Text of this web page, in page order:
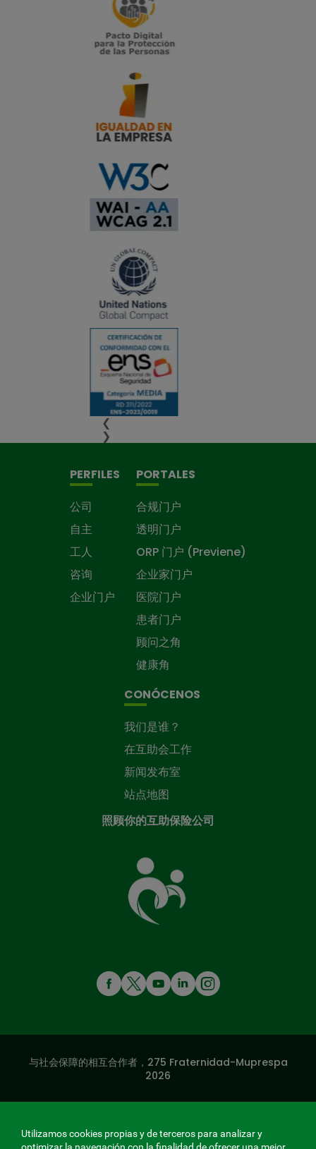
❮
❯
PERFILES
公司
自主
工人
咨询
企业门户
PORTALES
合规门户
透明门户
ORP 门户 (Previene)
企业家门户
医院门户
患者门户
顾问之角
健康角
CONÓCENOS
我们是谁？
在互助会工作
新闻发布室
站点地图
照顾你的互助保险公司
您
的
共
MENÚ
SOCIALES
V20
与社会保障的相互合作者，275 Fraternidad-Muprespa
2026
Utilizamos cookies propias y de terceros para analizar y